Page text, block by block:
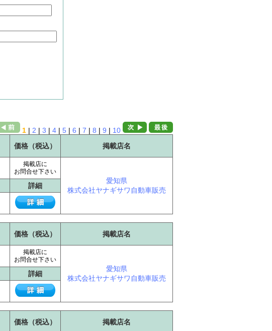
1 | 2 | 3 | 4 | 5 | 6 | 7 | 8 | 9 | 10
価格（税込） 掲載店名
掲載店に
お問合せ下さい
愛知県
株式会社ヤナギサワ自動車販売
詳細
価格（税込） 掲載店名
掲載店に
お問合せ下さい
愛知県
株式会社ヤナギサワ自動車販売
詳細
価格（税込） 掲載店名